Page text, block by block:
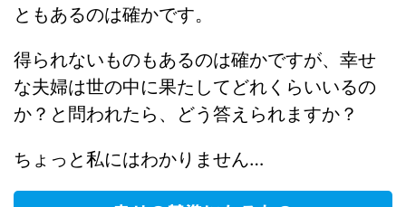
ともあるのは確かです。
得られないものもあるのは確かですが、幸せ
な夫婦は世の中に果たしてどれくらいいるの
か？と問われたら、どう答えられますか？
ちょっと私にはわかりません…